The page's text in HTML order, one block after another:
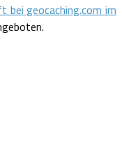
bei geocaching.com im